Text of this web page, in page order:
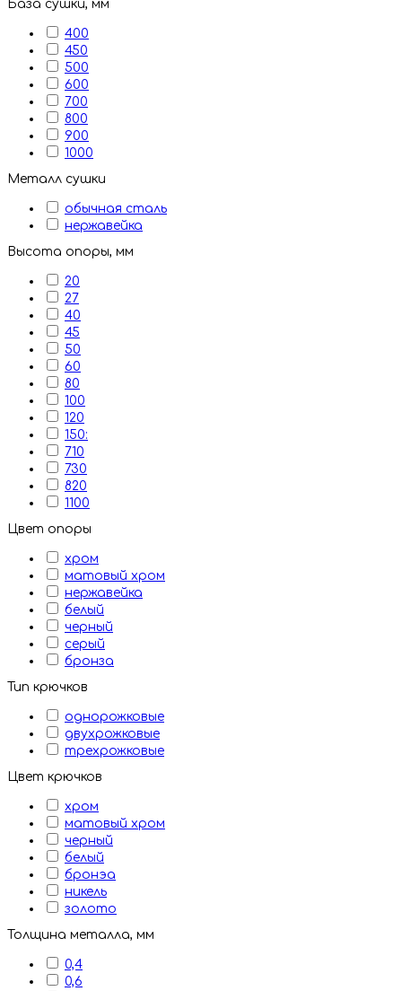
База сушки, мм
400
450
500
600
700
800
900
1000
Металл сушки
обычная сталь
нержавейка
Высота опоры, мм
20
27
40
45
50
60
80
100
120
150:
710
730
820
1100
Цвет опоры
хром
матовый хром
нержавейка
белый
черный
серый
бронза
Тип крючков
однорожковые
двухрожковые
трехрожковые
Цвет крючков
хром
матовый хром
черный
белый
бронэа
никель
золото
Толщина металла, мм
0,4
0,6